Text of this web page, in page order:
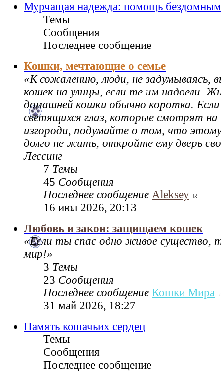
Мурчащая надежда: помощь
Темы
Сообщения
Последнее сообщение
Кошки, мечтающие о семье
«К сожалению, люди, не задумываясь,
кошек на улицы, если те им надоели.
домашней кошки обычно коротка.
светящихся глаз, которые смотрят на
изгороди, подумайте о том, что
долго не жить, откройте ему дверь
Лессинг
7 Темы
45 Сообщения
Последнее сообщение Aleksey
16 июл 2026, 20:13
Любовь и закон: защищаем кошек
«Если ты спас одно живое существо,
мир!»
3 Темы
23 Сообщения
Последнее сообщение Кошки Мира
31 май 2026, 18:27
Память кошачьих сердец
Темы
Сообщения
Последнее сообщение